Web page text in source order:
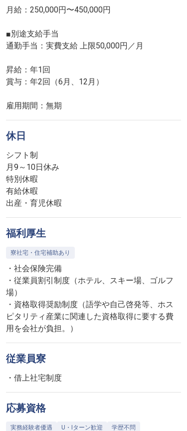
月給：250,000円〜450,000円
■別途支給手当
通勤手当：実費支給 上限50,000円／月
昇給：年1回
賞与：年2回（6月、12月）
雇用期間：無期
休日
シフト制
月9～10日休み
特別休暇
有給休暇
出産・育児休暇
福利厚生
寮社宅・住宅補助あり
・社会保険完備
・従業員割引制度（ホテル、スキー場、ゴルフ
場）
・資格取得奨励制度（語学や自己啓発等、ホス
ピタリティ産業に関連した資格取得に要する費
用を会社が負担。）
従業員寮
・借上社宅制度
応募資格
実務経験者優遇 U・Iターン歓迎 学歴不問